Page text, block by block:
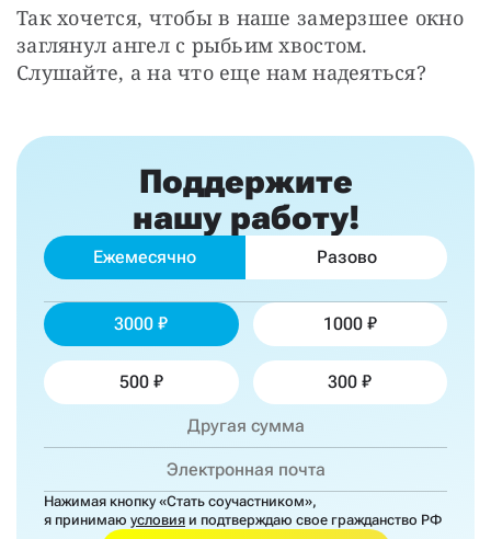
Так хочется, чтобы в наше замерзшее окно
заглянул ангел с рыбьим хвостом.
Слушайте, а на что еще нам надеяться?
Поддержите
нашу работу!
Ежемесячно Разово
3000 1000
500 300
Нажимая кнопку «Стать соучастником»,
я принимаю условия и подтверждаю свое гражданство РФ